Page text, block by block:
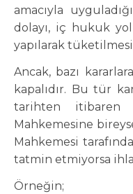
amacıyla
dolayı, iç hukuk
yapılarak
Ancak, bazı
kapalıdır. Bu tür
tarihten itibaren
Mahkemesine
Mahkemesi
tatmin etmiyorsa ihlal
Örneğin;